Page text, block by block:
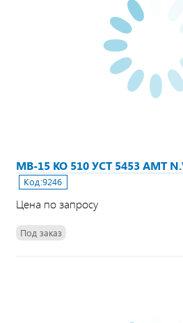
МВ-15 КО 510 УСТ 5453 АМТ
Код:9246
Цена по запросу
Под заказ